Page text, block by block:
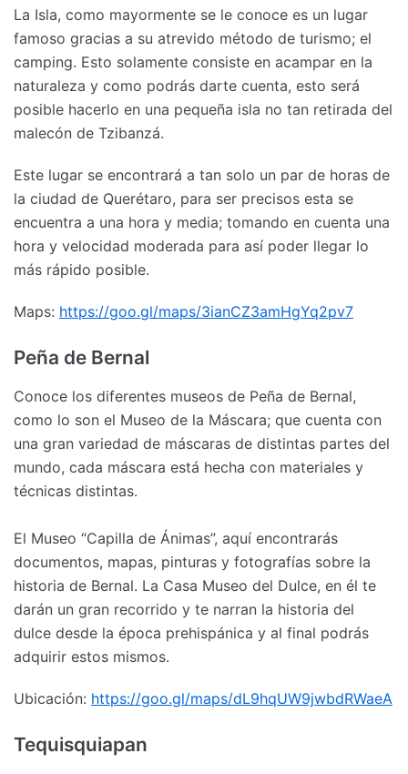
La Isla, como mayormente se le conoce es un lugar
famoso gracias a su atrevido método de turismo; el
camping. Esto solamente consiste en acampar en la
naturaleza y como podrás darte cuenta, esto será
posible hacerlo en una pequeña isla no tan retirada del
malecón de Tzibanzá.
Este lugar se encontrará a tan solo un par de horas de
la ciudad de Querétaro, para ser precisos esta se
encuentra a una hora y media; tomando en cuenta una
hora y velocidad moderada para así poder llegar lo
más rápido posible.
Maps: https://goo.gl/maps/3ianCZ3amHgYq2pv7
Peña de Bernal
Conoce los diferentes museos de Peña de Bernal,
como lo son el Museo de la Máscara; que cuenta con
una gran variedad de máscaras de distintas partes del
mundo, cada máscara está hecha con materiales y
técnicas distintas.
El Museo “Capilla de Ánimas”, aquí encontrarás
documentos, mapas, pinturas y fotografías sobre la
historia de Bernal. La Casa Museo del Dulce, en él te
darán un gran recorrido y te narran la historia del
dulce desde la época prehispánica y al final podrás
adquirir estos mismos.
Ubicación: https://goo.gl/maps/dL9hqUW9jwbdRWaeA
Tequisquiapan